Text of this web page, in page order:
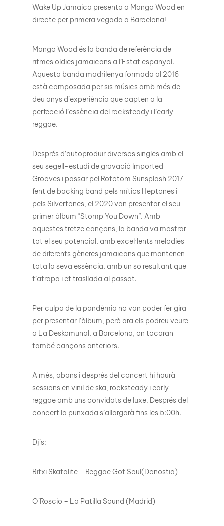
Wake Up Jamaica presenta a Mango Wood en
directe per primera vegada a Barcelona!
Mango Wood és la banda de referència de
ritmes oldies jamaicans a l’Estat espanyol.
Aquesta banda madrilenya formada al 2016
està composada per sis músics amb més de
deu anys d’experiència que capten a la
perfecció l’essència del rocksteady i l’early
reggae.
Després d’autoproduir diversos singles amb el
seu segell-estudi de gravació Imported
Grooves i passar pel Rototom Sunsplash 2017
fent de backing band pels mítics Heptones i
pels Silvertones, el 2020 van presentar el seu
primer àlbum “Stomp You Down”. Amb
aquestes tretze cançons, la banda va mostrar
tot el seu potencial, amb excel·lents melodies
de diferents gèneres jamaicans que mantenen
tota la seva essència, amb un so resultant que
t’atrapa i et trasllada al passat.
Per culpa de la pandèmia no van poder fer gira
per presentar l’àlbum, però ara els podreu veure
a La Deskomunal, a Barcelona, on tocaran
també cançons anteriors.
A més, abans i després del concert hi haurà
sessions en vinil de ska, rocksteady i early
reggae amb uns convidats de luxe. Després del
concert la punxada s’allargarà fins les 5:00h.
Dj’s:
Ritxi Skatalite – Reggae Got Soul(Donostia)
O’Roscio – La Patilla Sound (Madrid)